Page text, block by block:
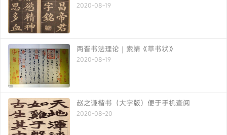
2020-08-19
两晋书法理论｜索靖《草书状》
2020-08-19
赵之谦楷书（大字版）便于手机查阅
2020-08-20